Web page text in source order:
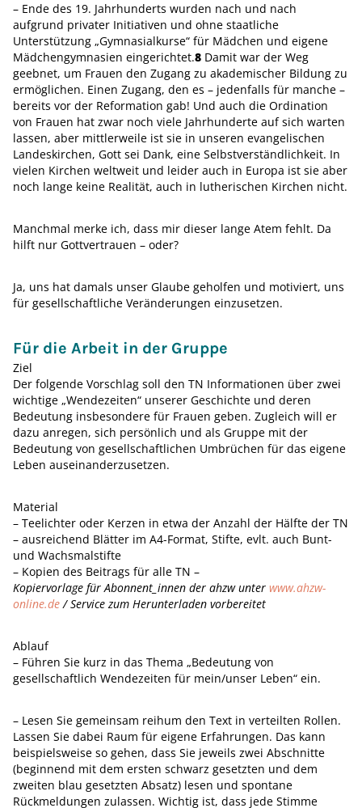
– Ende des 19. Jahrhunderts wurden nach und nach
aufgrund privater Initiativen und ohne staatliche
Unterstützung „Gymnasialkurse“ für Mädchen und eigene
Mädchengymnasien eingerichtet.8 Damit war der Weg
geebnet, um Frauen den Zugang zu akademischer Bildung zu
ermöglichen. Einen Zugang, den es – jedenfalls für manche –
bereits vor der Reformation gab! Und auch die Ordination
von Frauen hat zwar noch viele Jahrhunderte auf sich warten
lassen, aber mittlerweile ist sie in unseren evangelischen
Landeskirchen, Gott sei Dank, eine Selbstverständlichkeit. In
vielen Kirchen weltweit und leider auch in Europa ist sie aber
noch lange keine Realität, auch in lutherischen Kirchen nicht.
Manchmal merke ich, dass mir dieser lange Atem fehlt. Da
hilft nur Gottvertrauen – oder?
Ja, uns hat damals unser Glaube geholfen und motiviert, uns
für gesellschaftliche Veränderungen einzusetzen.
Für die Arbeit in der Gruppe
Ziel
Der folgende Vorschlag soll den TN Informationen über zwei
wichtige „Wendezeiten“ unserer Geschichte und deren
Bedeutung insbesondere für Frauen geben. Zugleich will er
dazu anregen, sich persönlich und als Gruppe mit der
Bedeutung von gesellschaftlichen Umbrüchen für das eigene
Leben auseinanderzusetzen.
Material
– Teelichter oder Kerzen in etwa der Anzahl der Hälfte der TN
– ausreichend Blätter im A4-Format, Stifte, evlt. auch Bunt-
und Wachsmalstifte
– Kopien des Beitrags für alle TN –
Kopiervorlage für Abonnent_innen der ahzw unter www.ahzw-
online.de/ Service zum Herunterladen vorbereitet
Ablauf
– Führen Sie kurz in das Thema „Bedeutung von
gesellschaftlich Wendezeiten für mein/unser Leben“ ein.
– Lesen Sie gemeinsam reihum den Text in verteilten Rollen.
Lassen Sie dabei Raum für eigene Erfahrungen. Das kann
beispielsweise so gehen, dass Sie jeweils zwei Abschnitte
(beginnend mit dem ersten schwarz gesetzten und dem
zweiten blau gesetzten Absatz) lesen und spontane
Rückmeldungen zulassen. Wichtig ist, dass jede Stimme